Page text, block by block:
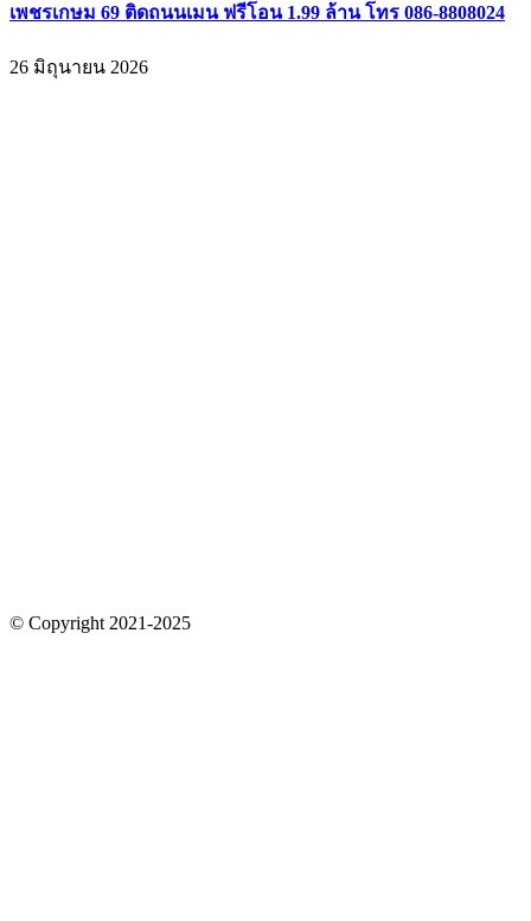
เพชรเกษม 69 ติดถนนเมน ฟรีโอน 1.99 ล้าน โทร 086-8808024
26 มิถุนายน 2026
© Copyright 2021-2025